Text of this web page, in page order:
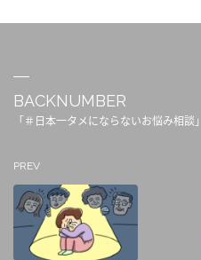
BACKNUMBER
「＃日本一タメにならないお悩み相談
PREV